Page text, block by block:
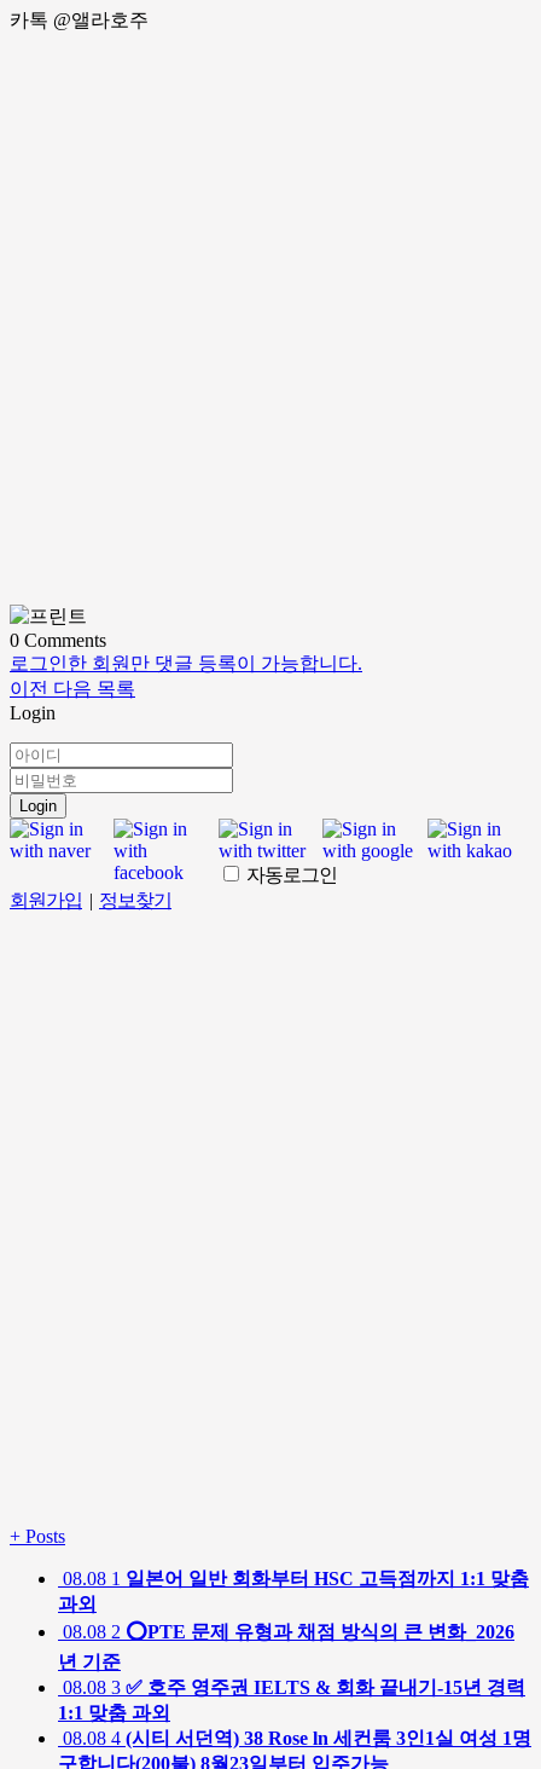
카톡 @앨라호주
0 Comments
로그인한 회원만 댓글 등록이 가능합니다.
이전 다음 목록
Login
Login
자동로그인
회원가입 | 정보찾기
+ Posts
08.08 1 일본어 일반 회화부터 HSC 고득점까지 1:1 맞춤
과외
08.08 2 ⭕️PTE 문제 유형과 채점 방식의 큰 변화_2026
년 기준
08.08 3 ✅ 호주 영주권 IELTS & 회화 끝내기-15년 경력
1:1 맞춤 과외
08.08 4 (시티 서던역) 38 Rose ln 세컨룸 3인1실 여성 1명
구합니다(200불) 8월23일부터 입주가능